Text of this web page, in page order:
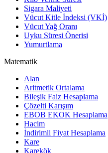
Sigara Maliyeti
Vücut Kitle İndeksi (VKİ)
Vücut Yağ Oranı
Uyku Süresi Önerisi
Yumurtlama
Matematik
Alan
Aritmetik Ortalama
Bileşik Faiz Hesaplama
Çözelti Karışım
EBOB EKOK Hesaplama
Hacim
İndirimli Fiyat Hesaplama
Kare
Karekök